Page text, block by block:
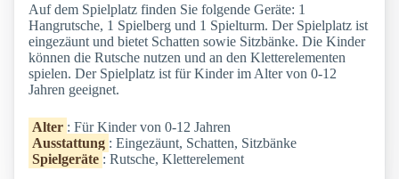
Auf dem Spielplatz finden Sie folgende Geräte: 1
Hangrutsche, 1 Spielberg und 1 Spielturm. Der Spielplatz ist
eingezäunt und bietet Schatten sowie Sitzbänke. Die Kinder
können die Rutsche nutzen und an den Kletterelementen
spielen. Der Spielplatz ist für Kinder im Alter von 0-12
Jahren geeignet.
Alter : Für Kinder von 0-12 Jahren
Ausstattung : Eingezäunt, Schatten, Sitzbänke
Spielgeräte : Rutsche, Kletterelement